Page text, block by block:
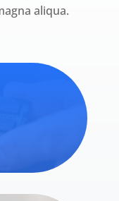
aliqua.